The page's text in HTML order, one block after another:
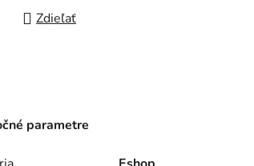
Zdieľať
parametre